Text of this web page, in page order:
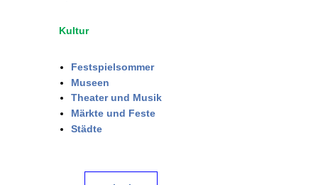
Kultur
Festspielsommer
Museen
Theater und Musik
Märkte und Feste
Städte